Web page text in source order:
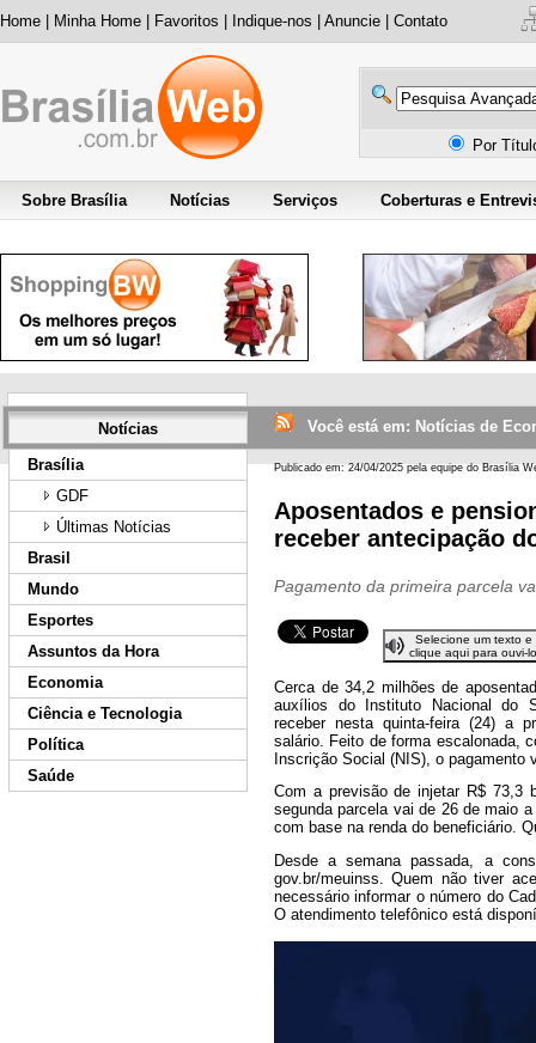
Home Minha Home Favoritos Indique-nos Anuncie Contato
Por
Sobre Brasília Notícias Serviços Coberturas e
Notícias Você está em: Notícias de
Brasília
GDF
Últimas Notícias
Brasil
Mundo
Esportes
Assuntos da Hora
Economia
Ciência e Tecnologia
Política
Saúde
Publicado em: 24/04/2025 pela equipe do Brasília
Aposentados e
receber antecipação
Pagamento da primeira parcela
Selecione um texto e
clique aqui para ouvi-lo
Cerca de 34,2 milhões de
auxílios do Instituto Nacional do
receber nesta quinta-feira (24) a
salário. Feito de forma escalonada,
Inscrição Social (NIS), o pagamento
Com a previsão de injetar R$ 73,3
segunda parcela vai de 26 de maio
com base na renda do beneficiário.
Desde a semana passada, a
gov.br/meuinss. Quem não tiver
necessário informar o número do
O atendimento telefônico está